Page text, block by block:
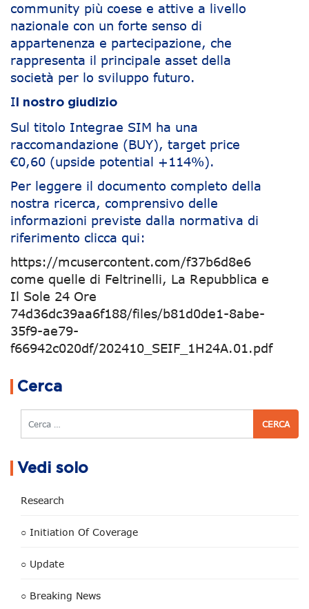
community più coese e attive a livello
nazionale con un forte senso di
appartenenza e partecipazione, che
rappresenta il principale asset della
società per lo sviluppo futuro.
I l nostro giudizio
Sul titolo Integrae SIM ha una
raccomandazione (BUY), target price
€0,60 (upside potential +114%).
Per leggere il documento completo della
nostra ricerca, comprensivo delle
informazioni previste dalla normativa di
riferimento clicca qui:
https://mcusercontent.com/f37b6d8e6
come quelle di Feltrinelli, La Repubblica e
Il Sole 24 Ore
74d36dc39aa6f188/files/b81d0de1-8abe-
35f9-ae79-
f66942c020df/202410_SEIF_1H24A.01.pdf
Cerca
Cerca
Vedi solo
Research
○ Initiation Of Coverage
○ Update
○ Breaking News